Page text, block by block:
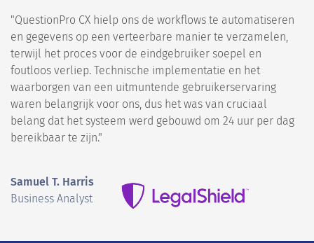
"QuestionPro CX hielp ons de workflows te automatiseren
en gegevens op een verteerbare manier te verzamelen,
terwijl het proces voor de eindgebruiker soepel en
foutloos verliep. Technische implementatie en het
waarborgen van een uitmuntende gebruikerservaring
waren belangrijk voor ons, dus het was van cruciaal
belang dat het systeem werd gebouwd om 24 uur per dag
bereikbaar te zijn."
Samuel T. Harris
Business Analyst